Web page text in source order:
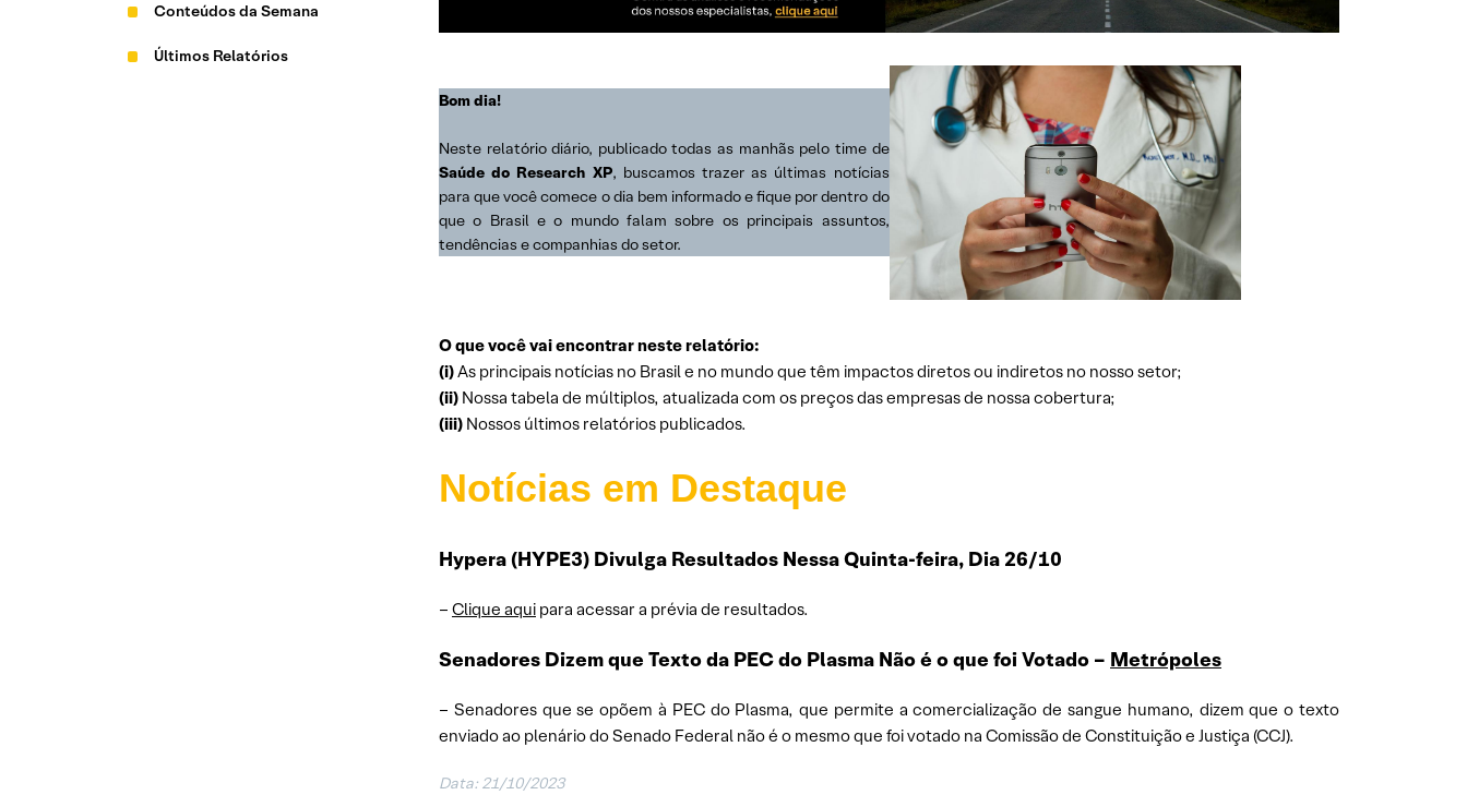
Conteúdos da Semana
Últimos Relatórios
Bom dia!
Neste relatório diário, publicado todas as manhãs pelo time de
Saúde do Research XP, buscamos trazer as últimas notícias
para que você comece o dia bem informado e fique por dentro do
que o Brasil e o mundo falam sobre os principais assuntos,
tendências e companhias do setor.
O que você vai encontrar neste relatório:
(i)As principais notícias no Brasil e no mundo que têm impactos diretos ou indiretos no nosso setor;
(ii) Nossa tabela de múltiplos, atualizada com os preços das empresas de nossa cobertura;
(iii) Nossos últimos relatórios publicados.
Notícias em Destaque
Hypera (HYPE3) Divulga Resultados Nessa Quinta-feira, Dia 26/10
– Clique aqui para acessar a prévia de resultados.
Senadores Dizem que Texto da PEC do Plasma Não é o que foi Votado – Metrópoles
– Senadores que se opõem à PEC do Plasma, que permite a comercialização de sangue humano, dizem que o texto
enviado ao plenário do Senado Federal não é o mesmo que foi votado na Comissão de Constituição e Justiça (CCJ).
Data: 21/10/2023